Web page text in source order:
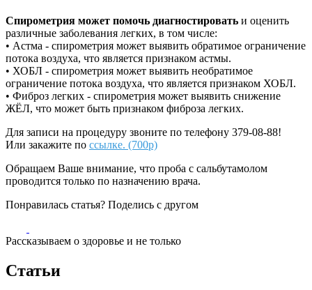
Спирометрия может помочь диагностировать и оценить
различные заболевания легких, в том числе:
• Астма - спирометрия может выявить обратимое ограничение
потока воздуха, что является признаком астмы.
• ХОБЛ - спирометрия может выявить необратимое
ограничение потока воздуха, что является признаком ХОБЛ.
• Фиброз легких - спирометрия может выявить снижение
ЖЁЛ, что может быть признаком фиброза легких.
Для записи на процедуру звоните по телефону 379-08-88!
Или закажите по ссылке. (700р)
Обращаем Ваше внимание, что проба с сальбутамолом
проводится только по назначению врача.
Понравилась статья? Поделись с другом
Рассказываем о здоровье и не только
Статьи